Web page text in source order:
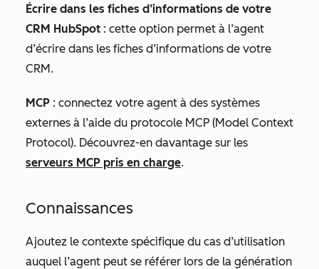
Écrire dans les fiches d’informations de votre
CRM HubSpot : cette option permet à l’agent
d’écrire dans les fiches d’informations de votre
CRM.
MCP : connectez votre agent à des systèmes
externes à l’aide du protocole MCP (Model Context
Protocol). Découvrez-en davantage sur les
serveurs MCP pris en charge.
Connaissances
Ajoutez le contexte spécifique du cas d’utilisation
auquel l’agent peut se référer lors de la génération